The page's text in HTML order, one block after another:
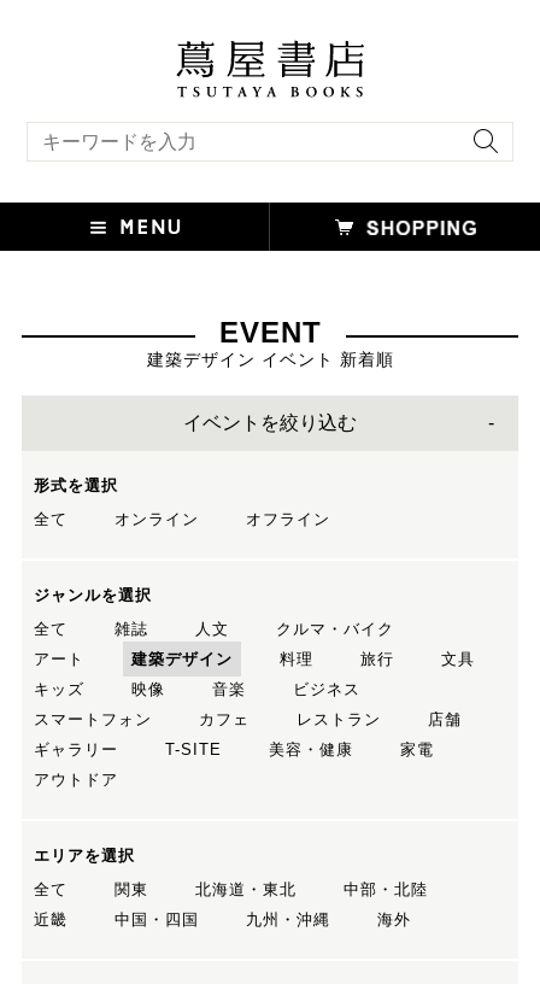
EVENT
建築デザイン イベント 新着順
イベントを絞り込む
形式を選択
全て
オンライン オフライン
ジャンルを選択
全て
雑誌 人文
クルマ・バイク
アート
建築デザイン 料理 旅行
文具
キッズ
映像 音楽
ビジネス
スマートフォン
カフェ レストラン
店舗
ギャラリー
T-SITE 美容・健康
家電
アウトドア
エリアを選択
全て
関東 北海道・東北
中部・北陸
近畿
中国・四国 九州・沖縄 海外